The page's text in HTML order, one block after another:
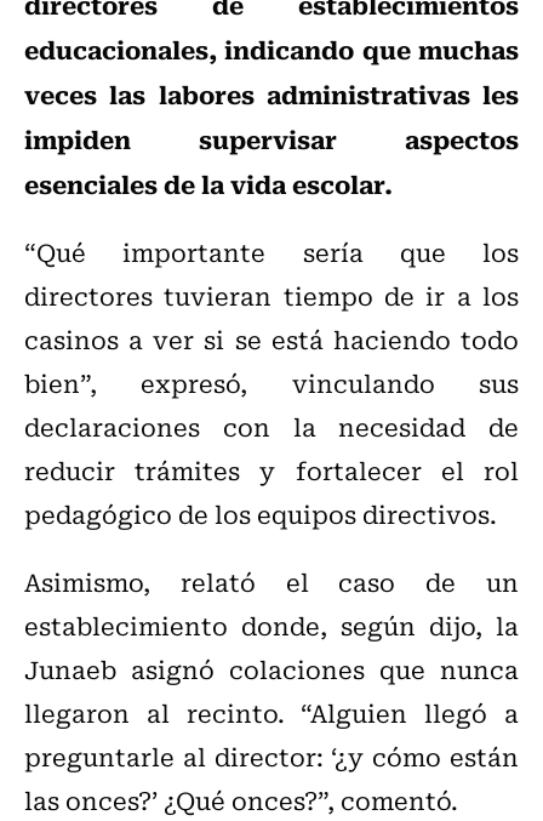
educacionales, indicando que muchas
veces las labores administrativas les
impiden supervisar aspectos
esenciales de la vida escolar.
“Qué importante sería que los
directores tuvieran tiempo de ir a los
casinos a ver si se está haciendo todo
bien”, expresó, vinculando sus
declaraciones con la necesidad de
reducir trámites y fortalecer el rol
pedagógico de los equipos directivos.
Asimismo, relató el caso de un
establecimiento donde, según dijo, la
Junaeb asignó colaciones que nunca
llegaron al recinto. “Alguien llegó a
preguntarle al director: ‘¿y cómo están
las onces?’ ¿Qué onces?”, comentó.